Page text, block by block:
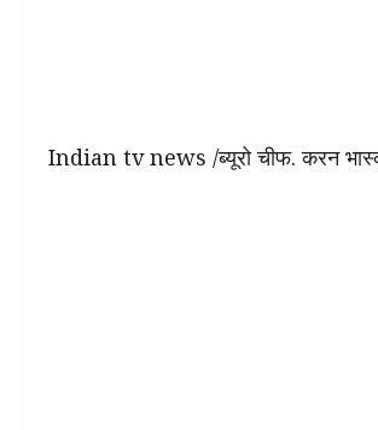
Indian tv news /ब्यूरो चीफ. करन